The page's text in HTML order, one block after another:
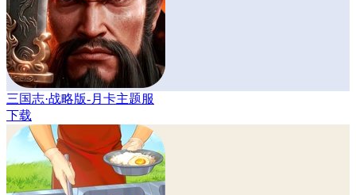
三国志·战略版-月卡主题服
下载